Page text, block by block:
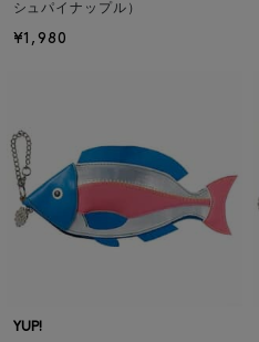
シュパイナップル）
¥1,980
YUP!